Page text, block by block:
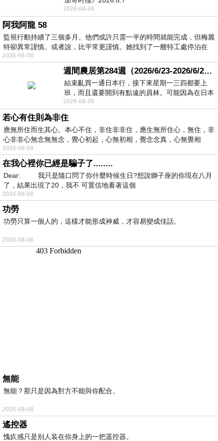
2026-08-08
阿我阿龍 58
監視行動持續了三個多月。他們或許只需一半的時間就能完成，但梅麗
特卻異常謹慎。或者說，比平常更謹慎。她找到了一艘特工處停泊在
2026-08-08
週間農居第284週（2026/6/23-2026/6/24) 夏至 金黃稻浪洋溢豐收喜悅
結束亂買一通日本行，接下來星期一三四都要上
班，而且還要開到有點遠的員林。可能因為在日本
花不少錢，星期一出門上班時，心裡沒有一
2026-08-08
若心有住則為非住
應無所住而生其心。本心不住，非住非非住，應生無所住心，無住，非
心非非心無念無無念，覺心初起，心無初相，覺念念真，心無覺相
2026-08-08
在我心裡你已經是騙子了........
Dear: 我只是隨口問了你什麼時候生日?想說獅子座的你現在八月
了，結果出現了20，我不 可置信地看著這個
2026-08-08
功勞
功勞只算一個人的，這樣才能形成神威，才容易變成佳話。
2026-08-08
無能
無能？那只是因為對方不能與你配合。
2026-08-08
遙控器
愧疚感只是别人装在你身上的一把遥控器。